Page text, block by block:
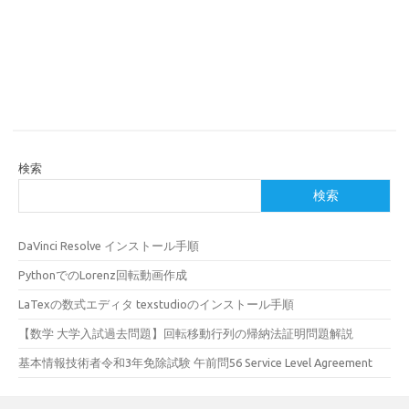
検索
検索
DaVinci Resolve インストール手順
PythonでのLorenz回転動画作成
LaTexの数式エディタ texstudioのインストール手順
【数学 大学入試過去問題】回転移動行列の帰納法証明問題解説
基本情報技術者令和3年免除試験 午前問56 Service Level Agreement